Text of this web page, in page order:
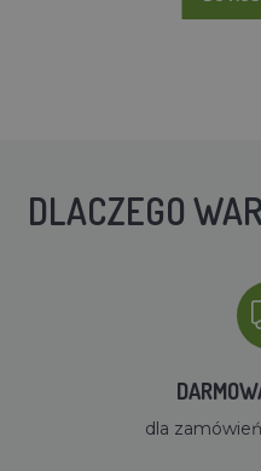
DLACZEGO
dla